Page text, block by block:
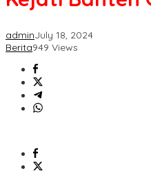
adminJuly 18, 2024
Berita949 Views